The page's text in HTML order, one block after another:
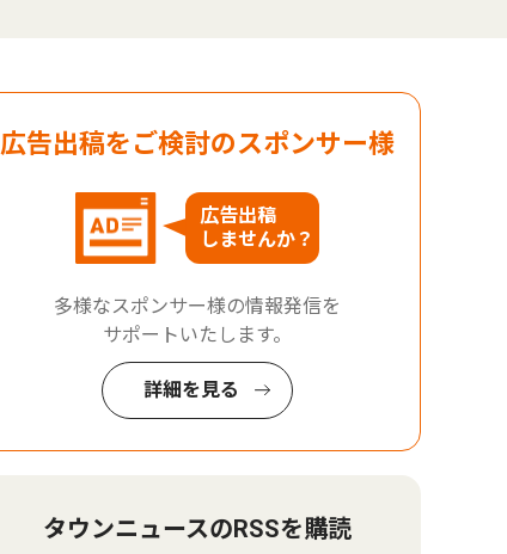
広告出稿をご検討のスポンサー様
広告出稿
しませんか？
多様なスポンサー様の情報発信を
サポートいたします。
詳細を見る
タウンニュースのRSSを購読